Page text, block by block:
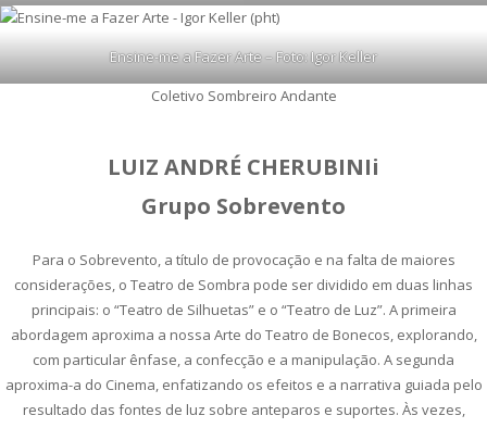
Ensine-me a Fazer Arte – Foto: Igor Keller
Coletivo Sombreiro Andante
LUIZ ANDRÉ CHERUBINIi
Grupo Sobrevento
Para o Sobrevento, a título de provocação e na falta de maiores
considerações, o Teatro de Sombra pode ser dividido em duas linhas
principais: o “Teatro de Silhuetas” e o “Teatro de Luz”. A primeira
abordagem aproxima a nossa Arte do Teatro de Bonecos, explorando,
com particular ênfase, a confecção e a manipulação. A segunda
aproxima-a do Cinema, enfatizando os efeitos e a narrativa guiada pelo
resultado das fontes de luz sobre anteparos e suportes. Às vezes,